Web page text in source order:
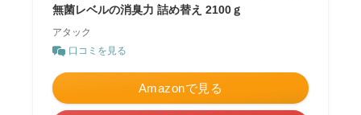
無菌レベルの消臭力 詰め替え 2100ｇ
アタック
口コミを見る
Amazonで見る